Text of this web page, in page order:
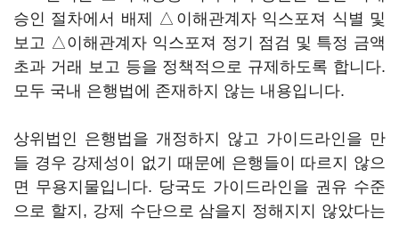
승인 절차에서 배제 △이해관계자 익스포져 식별 및
보고 △이해관계자 익스포져 정기 점검 및 특정 금액
초과 거래 보고 등을 정책적으로 규제하도록 합니다.
모두 국내 은행법에 존재하지 않는 내용입니다.
상위법인 은행법을 개정하지 않고 가이드라인을 만
들 경우 강제성이 없기 때문에 은행들이 따르지 않으
면 무용지물입니다. 당국도 가이드라인을 권유 수준
으로 할지, 강제 수단으로 삼을지 정해지지 않았다는